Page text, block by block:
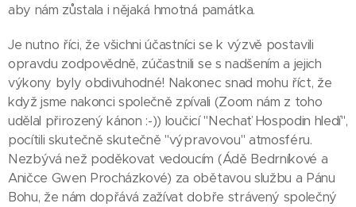
aby nám zůstala i nějaká hmotná památka.
Je nutno říci, že všichni účastníci se k výzvě postavili
opravdu zodpovědně, zúčastnili se s nadšením a jejich
výkony byly obdivuhodné! Nakonec snad mohu říct, že
když jsme nakonci společně zpívali (Zoom nám z toho
udělal přirozený kánon :-)) loučicí "Nechať Hospodin hledí",
pocítili skutečně skutečně "výpravovou" atmosféru.
Nezbývá než poděkovat vedoucím (Ádě Bedrníkové a
Aničce Gwen Procházkové) za obětavou službu a Pánu
Bohu, že nám dopřává zažívat dobře strávený společný